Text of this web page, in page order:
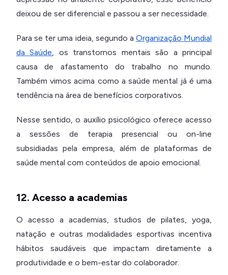
deixou de ser diferencial e passou a ser necessidade.
Para se ter uma ideia, segundo a Organização Mundial
da Saúde , os transtornos mentais são a principal
causa de afastamento do trabalho no mundo.
Também vimos acima como a saúde mental já é uma
tendência na área de benefícios corporativos.
Nesse sentido, o auxílio psicológico oferece acesso
a sessões de terapia presencial ou on-line
subsidiadas pela empresa, além de plataformas de
saúde mental com conteúdos de apoio emocional.
12. Acesso a academias
O acesso a academias, studios de pilates, yoga,
natação e outras modalidades esportivas incentiva
hábitos saudáveis que impactam diretamente a
produtividade e o bem-estar do colaborador.